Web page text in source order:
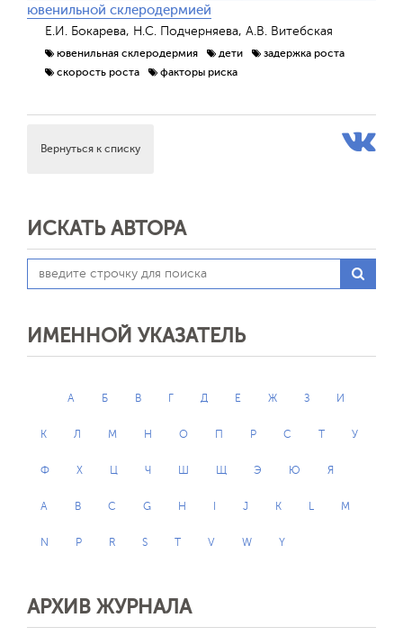
ювенильной склеродермией
Е.И. Бокарева, Н.С. Подчерняева, А.В. Витебская
ювенильная склеродермия дети
задержка роста
скорость роста
факторы риска
Вернуться к списку
ИСКАТЬ АВТОРА
ИМЕННОЙ УКАЗАТЕЛЬ
А Б В Г Д Е Ж З И
К Л М Н О П Р С Т У
Ф Х Ц Ч Ш Щ Э Ю Я
A B C G H J K L M
N P R S T V W Y
АРХИВ ЖУРНАЛА